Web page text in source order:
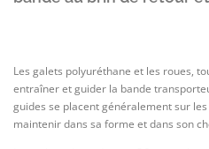
Les galets polyuréthane et les roues,
entraîner et guider la bande
guides se placent généralement sur
maintenir dans sa forme et dans son